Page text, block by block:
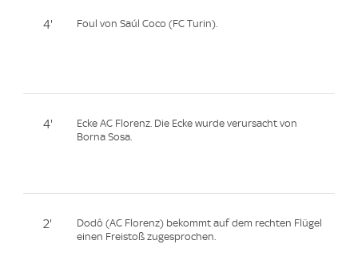
4' Foul von Saúl Coco (FC Turin).
4'
Ecke AC Florenz. Die Ecke wurde verursacht von
Borna Sosa.
2'
Dodô (AC Florenz) bekommt auf dem rechten Flügel
einen Freistoß zugesprochen.